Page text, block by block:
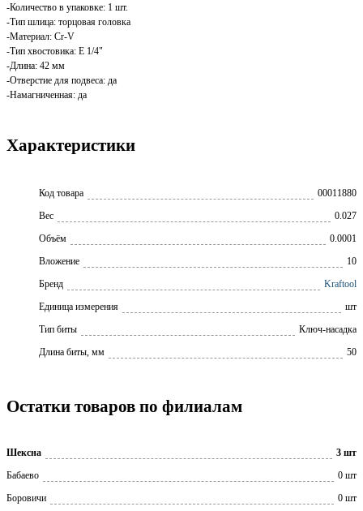
-Количество в упаковке: 1 шт.
-Тип шлица: торцовая головка
-Материал: Cr-V
-Тип хвостовика: Е 1/4"
-Длина: 42 мм
-Отверстие для подвеса: да
-Намагниченная: да
Характеристики
Код товара
00011880
Вес
0.027
Объём
0.0001
Вложение
10
Бренд
Kraftool
Единица измерения
шт
Тип биты
Ключ-насадка
Длина биты, мм
50
Остатки товаров по филиалам
Шексна
3 шт
Бабаево
0 шт
Боровичи
0 шт